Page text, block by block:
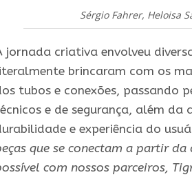
Sérgio Fahrer, Heloisa
jornada criativa envolveu
brincaram com os
tubos e conexões, passando
e de segurança, além
e experiência do
que se conectam a partir
com nossos parceiros,